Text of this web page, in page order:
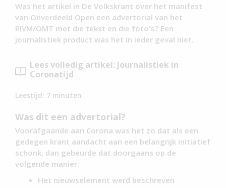
Was het artikel in De Volkskrant over het manifest
van Onverdeeld Open een advertorial van het
RIVM/OMT met die tekst en die foto's? Een
journalistiek product was het in ieder geval niet.
Lees volledig artikel: Journalistiek in
Coronatijd
Leestijd: 7 minuten
Was dit een advertorial?
Voorafgaande aan Corona was het zo dat als een
gedegen krant aandacht aan een belangrijk initiatief
schonk, dan gebeurde dat doorgaans op de
volgende manier:
Het nieuwselement werd beschreven